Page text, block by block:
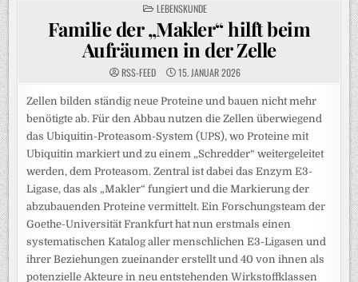
POSTED
IN
LEBENSKUNDE
Familie der „Makler“ hilft beim
Aufräumen in der Zelle
RSS-FEED 15. JANUAR 2026
Zellen bilden ständig neue Proteine und bauen nicht mehr
benötigte ab. Für den Abbau nutzen die Zellen überwiegend
das Ubiquitin-Proteasom-System (UPS), wo Proteine mit
Ubiquitin markiert und zu einem „Schredder“ weitergeleitet
werden, dem Proteasom. Zentral ist dabei das Enzym E3-
Ligase, das als „Makler“ fungiert und die Markierung der
abzubauenden Proteine vermittelt. Ein Forschungsteam der
Goethe-Universität Frankfurt hat nun erstmals einen
systematischen Katalog aller menschlichen E3-Ligasen und
ihrer Beziehungen zueinander erstellt und 40 von ihnen als
potenzielle Akteure in neu entstehenden Wirkstoffklassen